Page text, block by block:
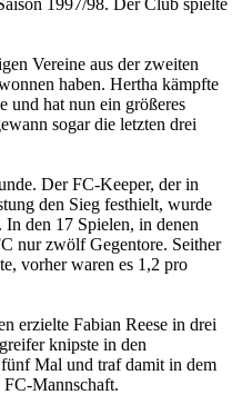
Vereine aus der zweiten
haben. Hertha kämpfte
und hat nun ein größeres
sogar die letzten drei
Der FC-Keeper, der in
den Sieg festhielt, wurde
den 17 Spielen, in denen
nur zwölf Gegentore. Seither
vorher waren es 1,2 pro
erzielte Fabian Reese in drei
knipste in den
Mal und traf damit in dem
FC-Mannschaft.